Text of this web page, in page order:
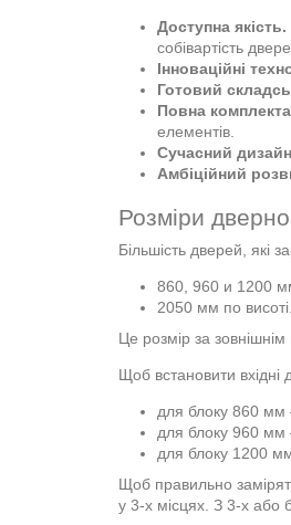
Доступна якість.
собівартість
Інноваційні
Готовий
Повна
елементів.
Сучасний
Амбіційний
Розміри
Більшість дверей, які
860, 960 и 1200
2050 мм по висоті.
Це розмір за
Щоб встановити
для блоку 860
для блоку 960
для блоку 1200
Щоб правильно
у 3-х місцях. З 3-х або